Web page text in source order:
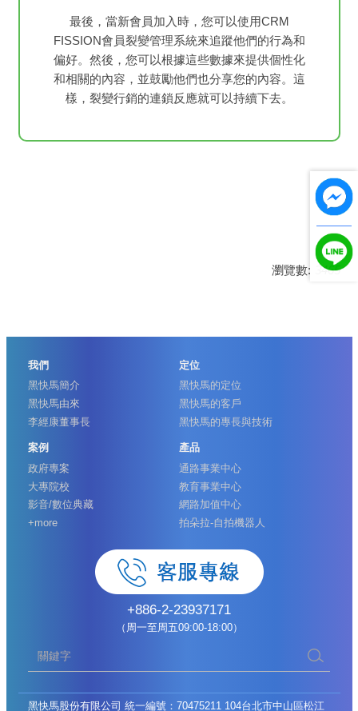
最後，當新會員加入時，您可以使用CRM
FISSION會員裂變管理系統來追蹤他們的行為和
偏好。然後，您可以根據這些數據來提供個性化
和相關的內容，並鼓勵他們也分享您的內容。這
樣，裂變行銷的連鎖反應就可以持續下去。
瀏覽數: 3465
我們
黑快馬簡介
黑快馬由來
李經康董事長
定位
黑快馬的定位
黑快馬的客戶
黑快馬的專長與技術
案例
政府專案
大專院校
影音/數位典藏
+more
產品
通路事業中心
教育事業中心
網路加值中心
拍朵拉-自拍機器人
+886-2-23937171
（周一至周五09:00-18:00）
黑快馬股份有限公司 統一編號：70475211 104台北市中山區松江